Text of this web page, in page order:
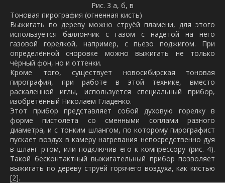
Рис. 3 а, б, в
Тоновая пирография (огненная кисть)
Выжигать по дереву можно струёй пламени, для этого
используется баллончик с газом с надетой на него
газовой горелкой, например, с пьезо поджигом. При
определённой сноровке можно выжигать не только
чёрный фон, но и оттенки.
Кроме того, существует новосибирская тоновая
пирография, при работе в этой технике, вместо
раскаленной иглы, используется специальный прибор,
изобретённый Николаем Гладенко.
Этот прибор представляет собой духовую горелку в
форме пистолета со сменными соплами разного
диаметра, и с тонким шлангом, по которому пирографист
пускает воздух в камеру нагревания непосредственно дуя
в шланг ртом, или подключив его к компрессору (рис. 4).
Такой бесконтактный выжигательный прибор позволяет
выжигать по дереву струёй горячего воздуха, как кистью
[2].